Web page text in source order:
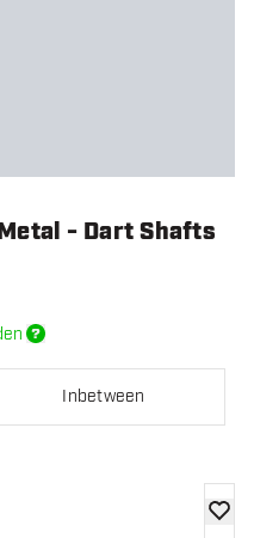
- Dart Shafts
Inbetween
Zur